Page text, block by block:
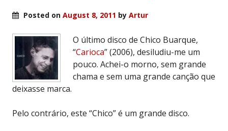
Posted on August 8, 2011 by Artur
O último disco de Chico Buarque,
“Carioca” (2006), desiludiu-me um
pouco. Achei-o morno, sem grande
chama e sem uma grande canção que
deixasse marca.
Pelo contrário, este “Chico” é um grande disco.